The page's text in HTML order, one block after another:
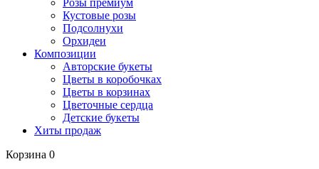
Розы премиум
Кустовые розы
Подсолнухи
Орхидеи
Композиции
Авторские букеты
Цветы в коробочках
Цветы в корзинах
Цветочные сердца
Детские букеты
Хиты продаж
Корзина 0